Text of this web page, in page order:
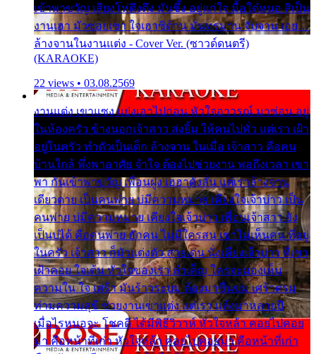
เข้าพาขวัญ เสียงโห่ตึงตึง มันซึ้ง อยู่แก่ใจ มื้อใด๋หนอ สิเป็น
งานเฮา มัวซอยเขา ใจเฮาซิด้าน มันทรมาน จับจาน เอย…
ล้างจานในงานแต่ง - Cover Ver. (ซาวด์ดนตรี)
(KARAOKE)
22 views • 03.08.2569
งานแต่ง เขาแซง แย่งเอาไปก่อน หัวใจอาวรณ์ มาซ่อน อยู่
ในห้องครัว ข้างนอกเจ้าสาว ส่งยิ้ม ให้คนไปทั่ว แต่เรา เฝ้า
อยู่ในครัว ทำตัวเป็นเด็ก ล้างจาน ในเมื่อ เจ้าสาว คือคน
บ้านใกล้ พึ่งพาอาศัย จำใจ ต้องไปช่วยงาน พอถึงเวลา เขา
พา กันเข้าพาขวัญ เพื่อนฝูง เฮฮาดังลั่น แต่เราล้างจาน
เดียวดาย เป็นคนพ่าย บ่มีความหมาย เคียงใจเจ้าบ่าว เป็น
คนพ่าย บ่มีความหมาย เคียงใจเจ้าบ่าว เพื่อนเจ้าสาว ยัง
เป็นบ่ได้ คือคนพ่าย ฮักคน ไม่มีใครสน เขาไม่เห็นคน ที่อยู่
ในครัว เจ้าสาว ก็มัวแต่งตัว สวยเด่น นั่งเคียงเจ้าบ่าว ที่เขา
เฝ้าคอย ใจเต้น หัวใจของเรา ลำเค็ญ ใครจะมองเห็น
ความใน ใจ เศร้า มันร้าวระบม ต้องมาขื่นขม เศร้าตรม
ท่ามความสุขี ช่วยงานเขาแต่ง แต่เรา แล้งมาหลายปี
เมื่อไรหนอจะ โชคดี ได้มีพิธีวิวาห์ หัวใจหล้า คอยไปคอย
มา คือหน้าที่เก่า หัวใจหล้า คอยไปคอยมา คือหน้าที่เก่า